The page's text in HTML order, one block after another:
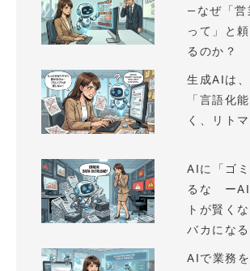
—なぜ「営
って」と
るのか？
生成AIは
「言語化
く、リト
AIに「ゴ
るな ーAI
トが賢く
バカにな
AIで業務